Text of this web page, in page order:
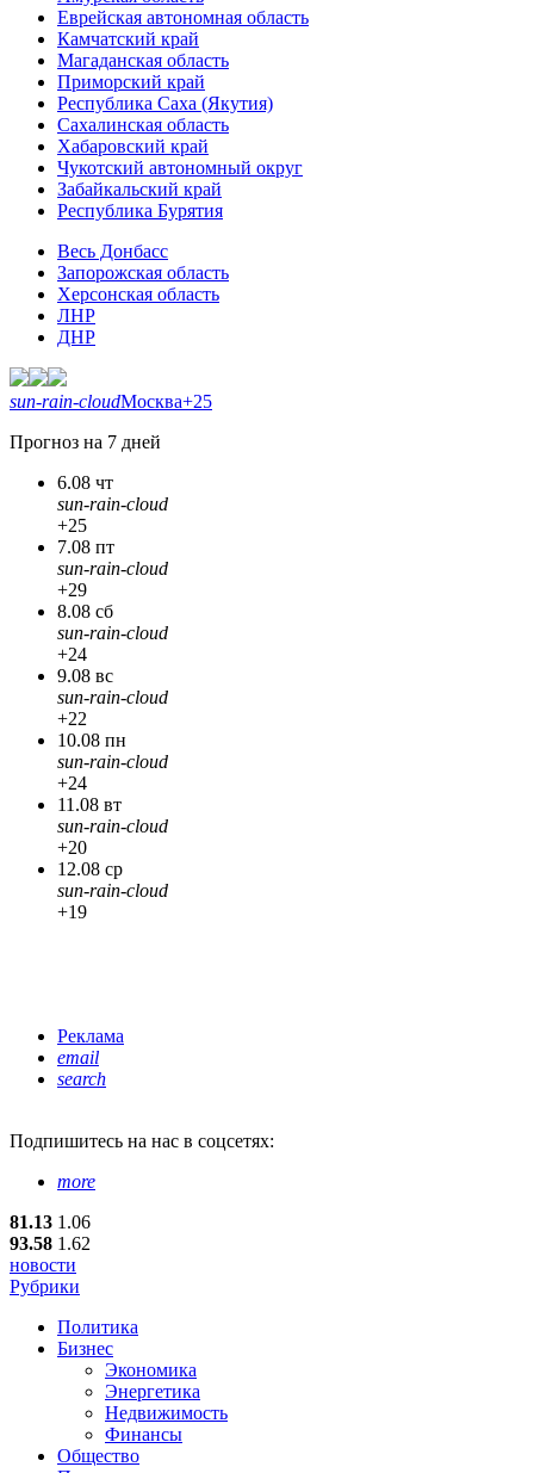
Еврейская автономная область
Камчатский край
Магаданская область
Приморский край
Республика Саха (Якутия)
Сахалинская область
Хабаровский край
Чукотский автономный округ
Забайкальский край
Республика Бурятия
Весь Донбасс
Запорожская область
Херсонская область
ЛНР
ДНР
sun-rain-cloudМосква+25
Прогноз на 7 дней
6.08 чт
sun-rain-cloud
+25
7.08 пт
sun-rain-cloud
+29
8.08 сб
sun-rain-cloud
+24
9.08 вс
sun-rain-cloud
+22
10.08 пн
sun-rain-cloud
+24
11.08 вт
sun-rain-cloud
+20
12.08 ср
sun-rain-cloud
+19
Реклама
email
search
Подпишитесь на нас в соцсетях:
more
81.13 1.06
93.58 1.62
новости
Рубрики
Политика
Бизнес
Экономика
Энергетика
Недвижимость
Финансы
Общество